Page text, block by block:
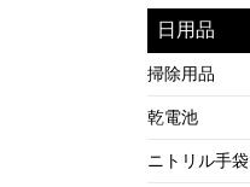
日用品
掃除用品
乾電池
ニトリル手袋